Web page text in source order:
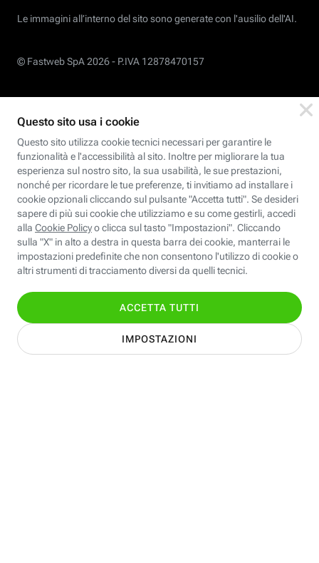
Le immagini all’interno del sito sono generate con l'ausilio dell'AI.
© Fastweb SpA 2026 - P.IVA 12878470157